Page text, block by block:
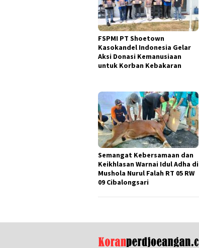
FSPMI PT Shoetown
Kasokandel Indonesia Gelar
Aksi Donasi Kemanusiaan
untuk Korban Kebakaran
Semangat Kebersamaan dan
Keikhlasan Warnai Idul Adha di
Mushola Nurul Falah RT 05 RW
09 Cibalongsari